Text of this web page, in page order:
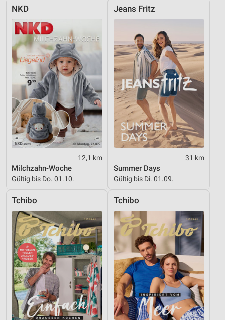
NKD
12,1 km
Milchzahn-Woche
Gültig bis Do. 01.10.
Jeans Fritz
31 km
Summer Days
Gültig bis Di. 01.09.
Tchibo Tchibo